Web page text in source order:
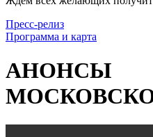
Пресс-релиз
Программа и карта
АНОНСЫ